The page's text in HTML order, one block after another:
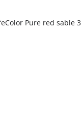
Pure red sable 3